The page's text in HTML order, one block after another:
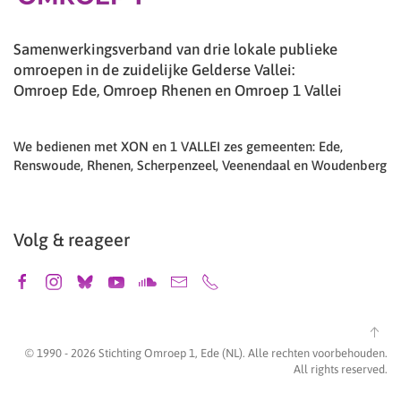
Samenwerkingsverband van drie lokale publieke
omroepen in de zuidelijke Gelderse Vallei:
Omroep Ede, Omroep Rhenen en Omroep 1 Vallei
We bedienen met XON en 1 VALLEI zes gemeenten: Ede,
Renswoude, Rhenen, Scherpenzeel, Veenendaal en Woudenberg
Volg & reageer
© 1990 - 2026 Stichting Omroep 1, Ede (NL). Alle rechten voorbehouden.
All rights reserved.